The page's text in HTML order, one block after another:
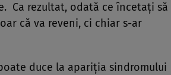
Ca rezultat, odată ce încetaţi să
că va reveni, ci chiar s-ar
duce la apariţia sindromului